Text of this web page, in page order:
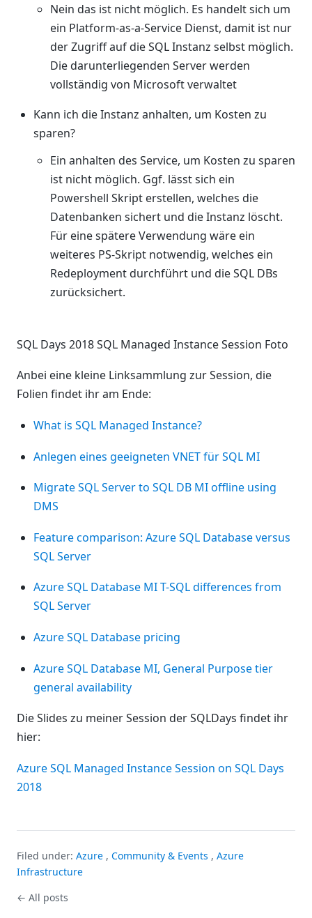
Nein das ist nicht möglich. Es handelt sich um
ein Platform-as-a-Service Dienst, damit ist nur
der Zugriff auf die SQL Instanz selbst möglich.
Die darunterliegenden Server werden
vollständig von Microsoft verwaltet
Kann ich die Instanz anhalten, um Kosten zu
sparen?
Ein anhalten des Service, um Kosten zu sparen
ist nicht möglich. Ggf. lässt sich ein
Powershell Skript erstellen, welches die
Datenbanken sichert und die Instanz löscht.
Für eine spätere Verwendung wäre ein
weiteres PS-Skript notwendig, welches ein
Redeployment durchführt und die SQL DBs
zurücksichert.
SQL Days 2018 SQL Managed Instance Session Foto
Anbei eine kleine Linksammlung zur Session, die
Folien findet ihr am Ende:
What is SQL Managed Instance?
Anlegen eines geeigneten VNET für SQL MI
Migrate SQL Server to SQL DB MI offline using
DMS
Feature comparison: Azure SQL Database versus
SQL Server
Azure SQL Database MI T-SQL differences from
SQL Server
Azure SQL Database pricing
Azure SQL Database MI, General Purpose tier
general availability
Die Slides zu meiner Session der SQLDays findet ihr
hier:
Azure SQL Managed Instance Session on SQL Days
2018
Filed under: Azure , Community & Events , Azure
Infrastructure
← All posts